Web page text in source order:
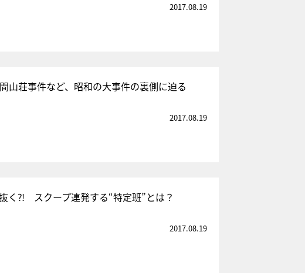
2017.08.19
山荘事件など、昭和の大事件の裏側に迫る
2017.08.19
く⁈ スクープ連発する“特定班”とは？
2017.08.19